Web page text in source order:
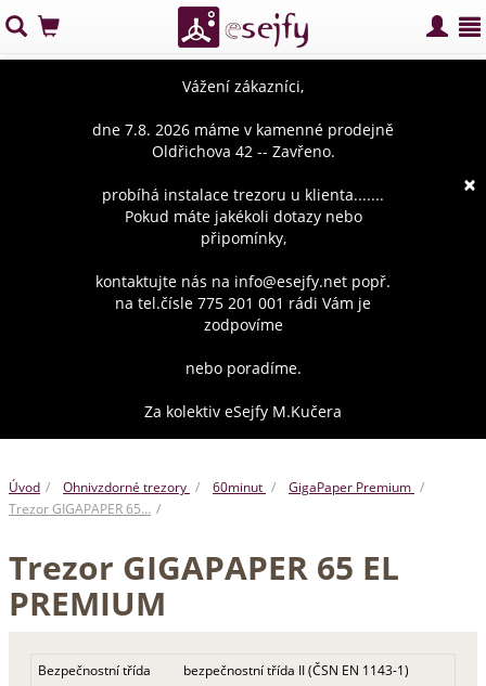
×
Vážení zákazníci,
dne 7.8. 2026 máme v kamenné prodejně
Oldřichova 42 -- Zavřeno.
probíhá instalace trezoru u klienta.......
Pokud máte jakékoli dotazy nebo
připomínky,
kontaktujte nás na info@esejfy.net popř.
na tel.čísle 775 201 001 rádi Vám je
zodpovíme
nebo poradíme.
Za kolektiv eSejfy M.Kučera
Úvod Ohnivzdorné trezory 60minut
GigaPaper Premium
Trezor GIGAPAPER 65…
Trezor GIGAPAPER 65 EL
PREMIUM
Bezpečnostní třída
bezpečnostní třída II (ČSN EN 1143-1)